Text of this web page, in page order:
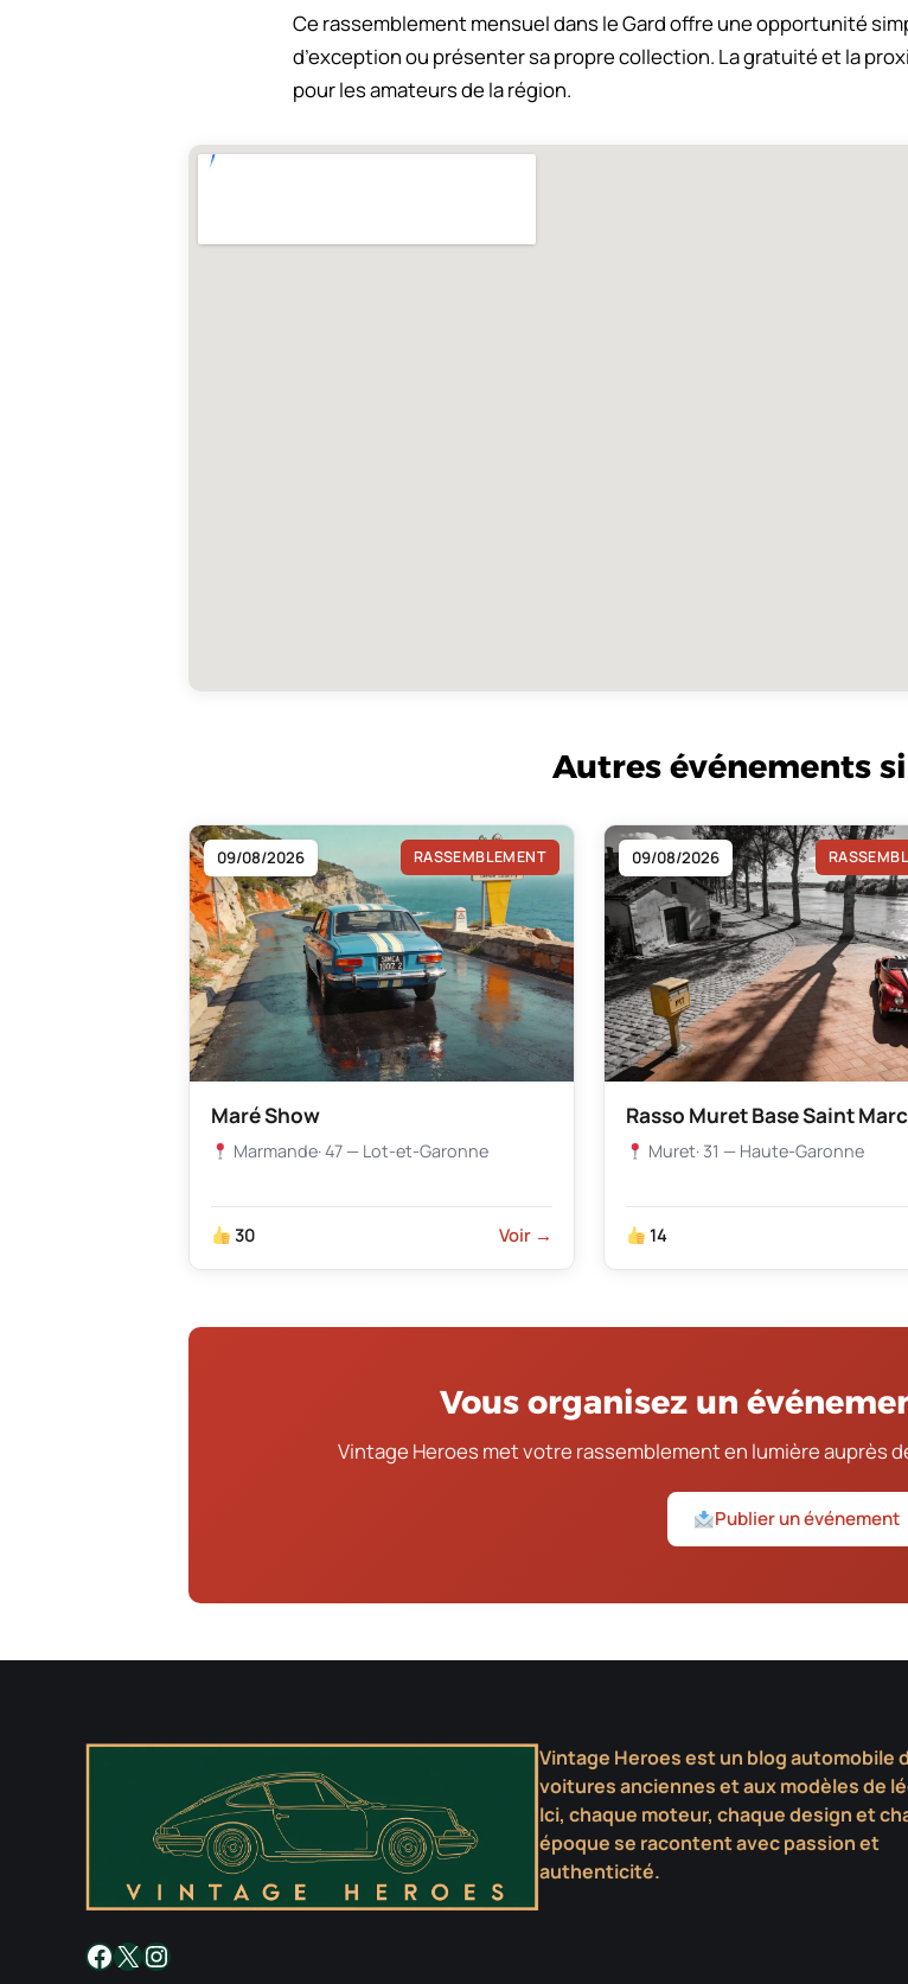
Ce rassemblement mensuel dans le Gard offre une opportunité
d’exception ou présenter sa propre collection. La gratuité et la
pour les amateurs de la région.
Autres événements
09/08/2026 RASSEMBLEMENT
Maré Show
Marmande· 47 — Lot-et-Garonne
30 Voir →
09/08/2026
Rasso Muret Base Saint
Muret· 31 — Haute-Garonne
14
Vous organisez un
Vintage Heroes met votre rassemblement en lumière auprès
Publier un événement
Facebook
X Instagram
Vintage Heroes est un blog automobile
voitures anciennes et aux modèles de
Ici, chaque moteur, chaque design et
époque se racontent avec passion et
authenticité.